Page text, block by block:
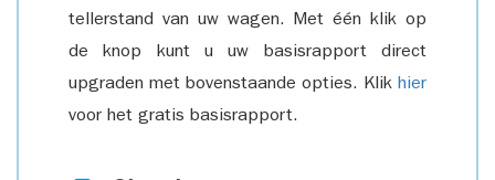
tellerstand van uw wagen. Met één klik op
de knop kunt u uw basisrapport direct
upgraden met bovenstaande opties. Klik hier
voor het gratis basisrapport.